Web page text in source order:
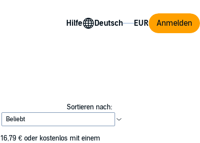
Hilfe Anmelden
Sortieren nach:
16,79 € oder kostenlos mit einem